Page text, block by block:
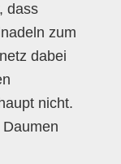
dass
zum
dabei
nicht.